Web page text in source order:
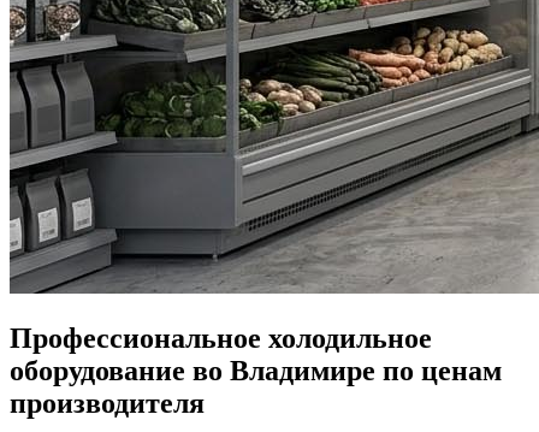
Профессиональное холодильное
оборудование во Владимире по ценам
производителя